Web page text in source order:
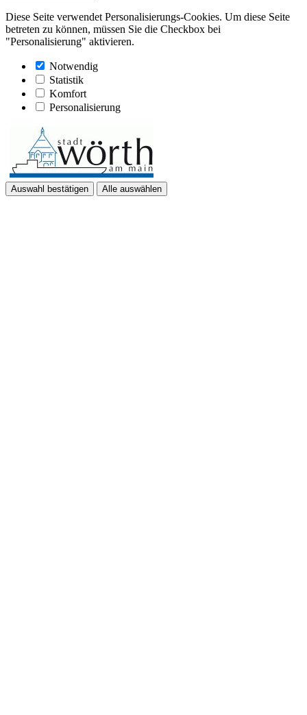
Diese Seite verwendet Personalisierungs-Cookies. Um diese Seite
betreten zu können, müssen Sie die Checkbox bei
"Personalisierung" aktivieren.
Notwendig
Statistik
Komfort
Personalisierung
Auswahl bestätigen Alle auswählen